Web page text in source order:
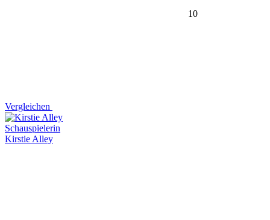
10
Vergleichen
Schauspielerin
Kirstie Alley